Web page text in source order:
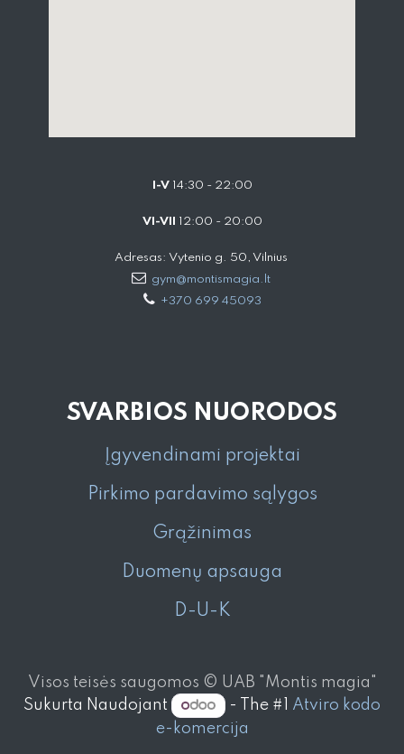
I-V14:30 - 22:00
VI-VII 12:00 - 20:00
Adresas: Vytenio g. 50, Vilnius
gym@montismagia.lt
+370 699 45093
SVARBIOS NUORODOS
Įgyvendinami projektai
Pirkimo pardavimo sąlygos
Grąžinimas
Duomenų apsauga
D-U-K
Visos teisės saugomos © UAB "Montis magia"
Sukurta Naudojant
- The #1 Atviro kodo
e-komercija